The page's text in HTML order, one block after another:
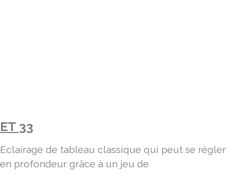
ET 33
Eclairage de tableau classique qui peut se régler
en profondeur grâce à un jeu de